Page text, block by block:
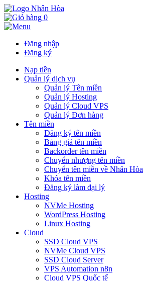
0
Đăng nhập
Đăng ký
Nạp tiền
Quản lý dịch vụ
Quản lý Tên miền
Quản lý Hosting
Quản lý Cloud VPS
Quản lý Đơn hàng
Tên miền
Đăng ký tên miền
Bảng giá tên miền
Backorder tên miền
Chuyển nhượng tên miền
Chuyển tên miền về Nhân Hòa
Khóa tên miền
Đăng ký làm đại lý
Hosting
NVMe Hosting
WordPress Hosting
Linux Hosting
Cloud
SSD Cloud VPS
NVMe Cloud VPS
SSD Cloud Server
VPS Automation n8n
Cloud VPS Quốc tế